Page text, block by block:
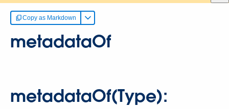
Copy as Markdown
metadataOf
metadataOf(Type):